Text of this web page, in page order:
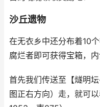
沙丘遗物
在无衣乡中还分布着10
腐烂者即可获得宝箱，
首先我们传送至【燧明
图正右方向）走，就可